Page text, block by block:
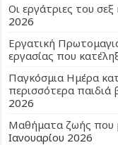
Οι εργάτριες του
2026
Εργατική
εργασίας που
Παγκόσμια Ημέρα
περισσότερα παιδιά
2026
Μαθήματα ζωής που
Ιανουαρίου 2026